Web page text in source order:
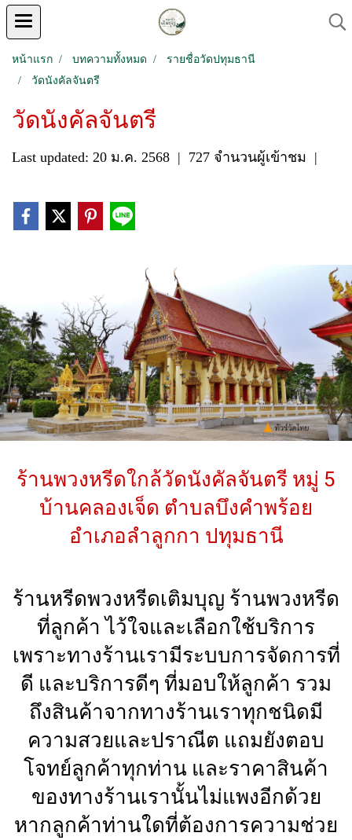
หน้าแรก บทความทั้งหมด
รายชื่อวัดปทุมธานี
วัดนังคัลจันตรี
วัดนังคัลจันตรี
Last updated: 20 ม.ค. 2568 | 727 จำนวนผู้เข้าชม |
ร้านพวงหรีดใกล้วัดนังคัลจันตรี หมู่ 5
บ้านคลองเจ็ด ตำบลบึงคำพร้อย
อำเภอลำลูกกา ปทุมธานี
ร้านหรีดพวงหรีดเติมบุญ ร้านพวงหรีด
ที่ลูกค้า ไว้ใจและเลือกใช้บริการ
เพราะทางร้านเรามีระบบการจัดการที่
ดี และบริการดีๆ ที่มอบให้ลูกค้า รวม
ถึงสินค้าจากทางร้านเราทุกชนิดมี
ความสวยและปราณีต แถมยังตอบ
โจทย์ลูกค้าทุกท่าน และราคาสินค้า
ของทางร้านเรานั้นไม่แพงอีกด้วย
หากลูกค้าท่านใดที่ต้องการความช่วย